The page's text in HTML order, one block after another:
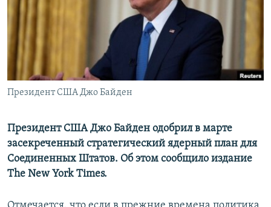
ПОБЕДИТЕЛЕЙ НЕ СУДЯТ?
УКРАИНСКАЯ ПРОБЛЕМА КРЫМА
ПРИСОЕДИНЯЙТЕСЬ!
Все сайты RFE/RL
Президент США Джо Байден
Президент США Джо Байден одобрил в марте
засекреченный стратегический ядерный план для
Соединенных Штатов. Об этом сообщило издание
The New York Times.